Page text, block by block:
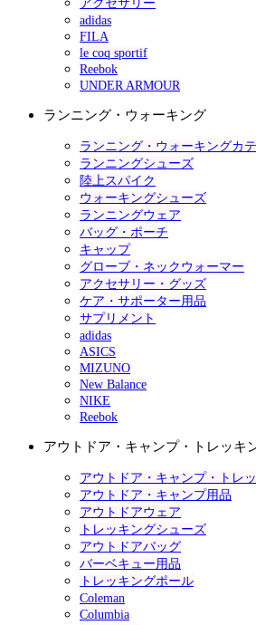
アクセサリー
adidas
FILA
le coq sportif
Reebok
UNDER ARMOUR
ランニング・ウォーキング
ランニング・ウォーキングカ
ランニングシューズ
陸上スパイク
ウォーキングシューズ
ランニングウェア
バッグ・ポーチ
キャップ
グローブ・ネックウォーマー
アクセサリー・グッズ
ケア・サポーター用品
サプリメント
adidas
ASICS
MIZUNO
New Balance
NIKE
Reebok
アウトドア・キャンプ・トレッキ
アウトドア・キャンプ・トレ
アウトドア・キャンプ用品
アウトドアウェア
トレッキングシューズ
アウトドアバッグ
バーベキュー用品
トレッキングポール
Coleman
Columbia